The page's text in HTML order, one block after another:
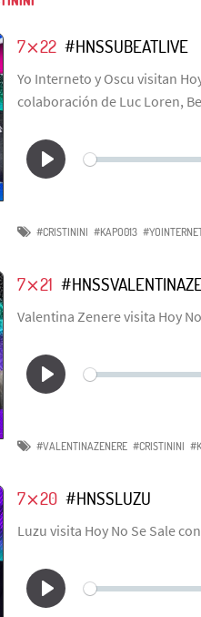
7⨯22 #HNSSUBEATLIVE
Yo Interneto y Oscu visitan
colaboración de Luc Loren,
#CRISTININI #KAPO013
7⨯21
Valentina Zenere visita Hoy
#VALENTINAZENERE #CRISTININI
7⨯20 #HNSSLUZU
Luzu visita Hoy No Se Sale